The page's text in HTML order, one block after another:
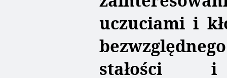
uczuciami i
stałości i